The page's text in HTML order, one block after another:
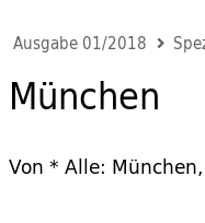
Ausgabe 01/2018
München
Von * Alle: